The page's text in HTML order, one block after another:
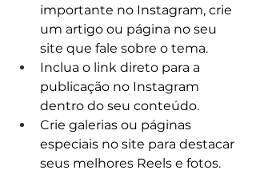
importante no Instagram, crie
um artigo ou página no seu
site que fale sobre o tema.
Inclua o link direto para a
publicação no Instagram
dentro do seu conteúdo.
Crie galerias ou páginas
especiais no site para destacar
seus melhores Reels e fotos.